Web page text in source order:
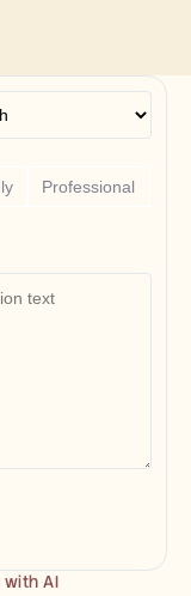
AI
Professional